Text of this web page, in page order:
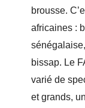
brousse.
africaines :
bissap. Le
varié de
et grands,